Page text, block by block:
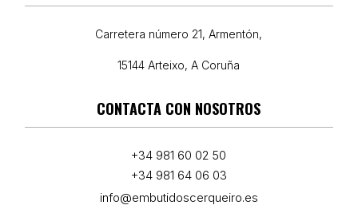
Carretera número 21, Armentón,
15144 Arteixo, A Coruña
CONTACTA CON NOSOTROS
+34 981 60 02 50
+34 981 64 06 03
info@embutidoscerqueiro.es